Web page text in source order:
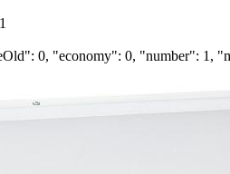
0, "economy": 0, "number": 1,